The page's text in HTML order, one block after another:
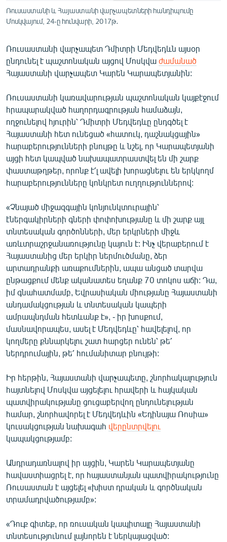
ԱՐԽԻՎ
ԲԱՆԱՎԵՃ
ՁԳՏԵԼՈՎ ԼԱՎԱԳՈՒՅՆԻՆ
ՓՈԴՔԱՍԹ
Հայերեն
English
Русский
ՀԵՏԵՎԵՔ ՄԵԶ
«Ազատության» բոլոր կայքերը
Ռուսաստանի և Հայաստանի վարչապետների հանդիպումը
Մոսկվայում, 24-ը հունվարի, 2017թ․
Ռուսաստանի վարչապետ Դմիտրի Մեդվեդևն այսօր
ընդունել է պաշտոնական այցով Մոսկվա ժամանած
Հայաստանի վարչապետ Կարեն Կարապետյանին:
Ռուսաստանի կառավարության պաշտոնական կայքէջում
հրապարակված հաղորդագրության համաձայն,
ողջունելով հյուրին՝ Դմիտրի Մեդվեդևը ընդգծել է
Հայաստանի հետ ունեցած «հատուկ, դաշնակցային»
հարաբերությունների բնույթը և նշել, որ Կարապետյանի
այցի հետ կապված նախապատրաստվել են մի շարք
փաստաթղթեր, որոնք է՛լ ավելի խորացնելու են երկկողմ
հարաբերությունները կոնկրետ ուղղություններով:
«Չնայած միջազգային կոնյունկտուրային՝
էներգակիրների գների փոփոխությանը և մի շարք այլ
տնտեսական գործոնների, մեր երկրների միջև
առևտրաշրջանառությունը կայուն է: Ինչ վերաբերում է
Հայաստանից մեր երկիր ներմուծմանը, ձեր
արտադրանքի առաքումներին, ապա անցած տարվա
ընթացքում մենք ականատես եղանք 70 տոկոս աճի: Դա,
իմ գնահատմամբ, Եվրասիական միությանը Հայաստանի
անդամակցության և տնտեսական կապերի
ամրապնդման հետևանք է», - իր խոսքում,
մասնավորապես, ասել է Մեդվեդևը՝ հավելելով, որ
կողմերը քննարկելու շատ հարցեր ունեն՝ թե՛
ներդրումային, թե՛ հումանիտար բնույթի:
Իր հերթին, Հայաստանի վարչապետը, շնորհակալություն
հայտնելով Մոսկվա այցելելու հրավերի և հայկական
պատվիրակությանը ցուցաբերվող ընդունելության
համար, շնորհավորել է Մեդվեդևին «Եդինայա Ռոսիա»
կուսակցության նախագահ վերընտրվելու
կապակցությամբ:
Անդրադառնալով իր այցին, Կարեն Կարապետյանը
հավաստիացրել է, որ հայաստանյան պատվիրակությունը
Ռուսաստան է այցելել «խիստ դրական և գործնական
տրամադրվածությամբ»:
«Դուք գիտեք, որ ռուսական կապիտալը Հայաստանի
տնտեսությունում լայնորեն է ներկայացված: